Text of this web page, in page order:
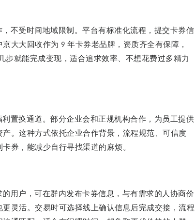
不受时间地域限制。平台有标准化流程，提交卡券信
大大回收作为 9 年卡券老品牌，资质齐全有保障，
步就能完成变现，适合追求效率、不想花费过多精力
置换通道。部分企业会和正规机构合作，为员工提供
。这种方式依托企业合作背景，流程规范、可信度
券，能减少自行寻找渠道的麻烦。
用户，可在群内发布卡券信息，与有需求的人协商价
灵活。交易时可选择线上确认信息后完成交接，流程